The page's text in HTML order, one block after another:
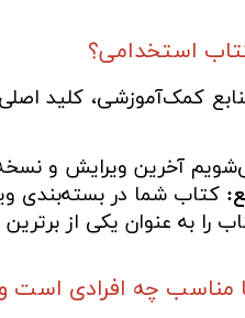
استخدامی؟
کمک‌آموزشی، کلید
آخرین ویرایش و نسخه
کتاب شما در بسته‌بندی
را به عنوان یکی از
چه افرادی است و